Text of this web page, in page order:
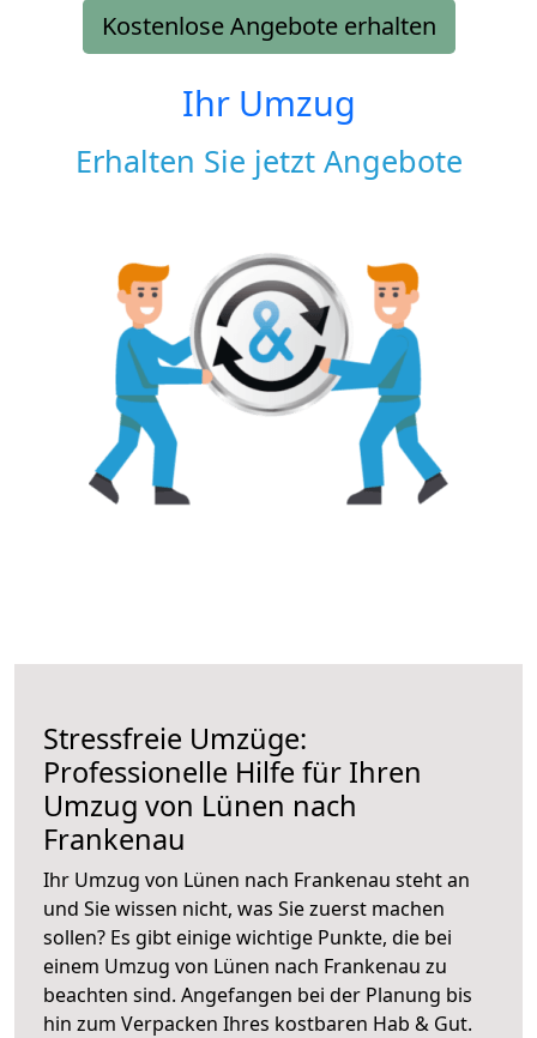
Kostenlose Angebote erhalten
Ihr Umzug
Erhalten Sie jetzt Angebote
Stressfreie Umzüge:
Professionelle Hilfe für Ihren
Umzug von Lünen nach
Frankenau
Ihr Umzug von Lünen nach Frankenau steht an
und Sie wissen nicht, was Sie zuerst machen
sollen? Es gibt einige wichtige Punkte, die bei
einem Umzug von Lünen nach Frankenau zu
beachten sind. Angefangen bei der Planung bis
hin zum Verpacken Ihres kostbaren Hab & Gut.